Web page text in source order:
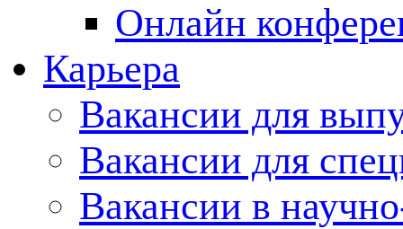
Онлайн
Карьера
Вакансии для
Вакансии для
Вакансии в